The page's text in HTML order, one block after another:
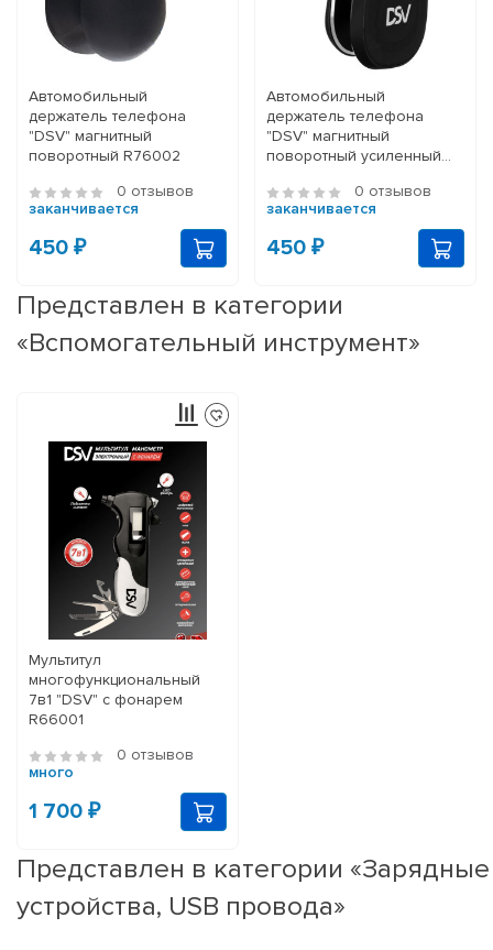
Автомобильный
держатель телефона
"DSV" магнитный
поворотный R76002
0 отзывов
заканчивается
450 ₽
Автомобильный
держатель телефона
"DSV" магнитный
поворотный усиленный
0 отзывов
заканчивается
450 ₽
Представлен в категории
«Вспомогательный инструмент»
Мультитул
многофункциональный
7в1 "DSV" с фонарем
R66001
0 отзывов
много
1 700 ₽
Представлен в категории «Зарядные
устройства, USB провода»